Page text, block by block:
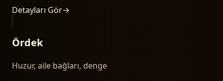
Detayları Gör→
Ördek
Huzur, aile bağları, denge